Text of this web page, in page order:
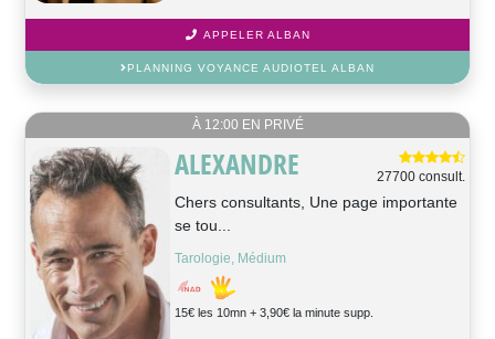
APPELER ALBAN
PLANNING VOYANCE AUDIOTEL ALBAN
À 12:00 EN PRIVÉ
ALEXANDRE 27700 consult.
Chers consultants, Une page importante
se tou...
Tarologie, Médium
15€ les 10mn + 3,90€ la minute supp.